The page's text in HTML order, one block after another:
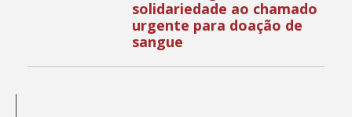
solidariedade ao chamado
urgente para doação de
sangue